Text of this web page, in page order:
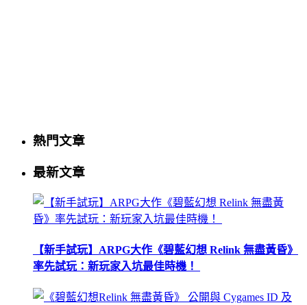
熱門文章
最新文章
【新手試玩】ARPG大作《碧藍幻想 Relink 無盡黃昏》
率先試玩：新玩家入坑最佳時機！